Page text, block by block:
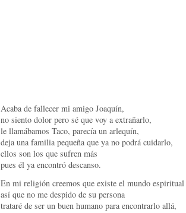
Acaba de fallecer mi amigo Joaquín,
no siento dolor pero sé que voy a extrañarlo,
le llamábamos Taco, parecía un arlequín,
deja una familia pequeña que ya no podrá cuidarlo,
ellos son los que sufren más
pues él ya encontró descanso.
En mi religión creemos que existe el mundo espiritual
así que no me despido de su persona
trataré de ser un buen humano para encontrarlo allá,